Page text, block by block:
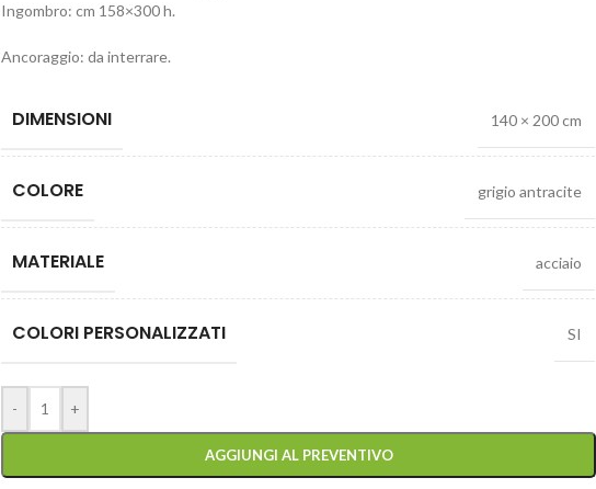
Ingombro: cm 158×300 h.
Ancoraggio: da interrare.
DIMENSIONI 140 × 200 cm
COLORE grigio antracite
MATERIALE acciaio
COLORI PERSONALIZZATI SI
- +
AGGIUNGI AL PREVENTIVO